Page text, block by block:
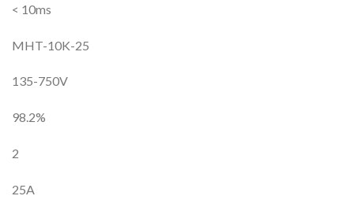
< 10ms
MHT-10K-25
135-750V
98.2%
2
25A